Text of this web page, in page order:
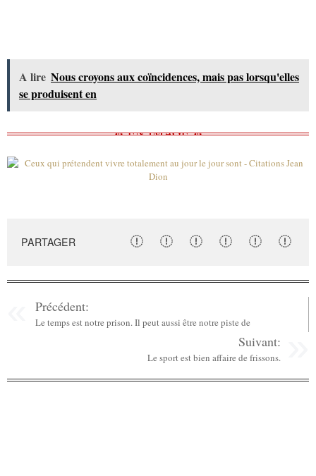
A lire Nous croyons aux coïncidences, mais pas lorsqu'elles
se produisent en
PARTAGER
Précédent:
Le temps est notre prison. Il peut aussi être notre piste de
Suivant:
Le sport est bien affaire de frissons.